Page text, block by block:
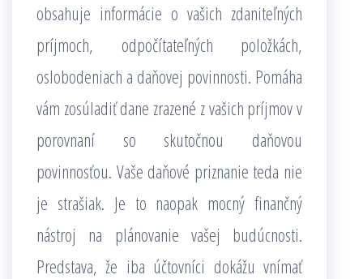
obsahuje informácie o vašich zdaniteľných
príjmoch, odpočítateľných položkách,
oslobodeniach a daňovej povinnosti. Pomáha
vám zosúladiť dane zrazené z vašich príjmov v
porovnaní so skutočnou daňovou
povinnosťou. Vaše daňové priznanie teda nie
je strašiak. Je to naopak mocný finančný
nástroj na plánovanie vašej budúcnosti.
Predstava, že iba účtovníci dokážu vnímať